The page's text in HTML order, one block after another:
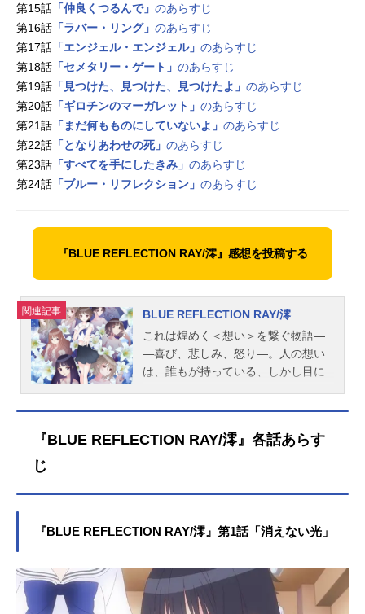
第15話 「仲良くつるんで」 のあらすじ
第16話 「ラバー・リング」 のあらすじ
第17話 「エンジェル・エンジェル」 のあらすじ
第18話 「セメタリー・ゲート」 のあらすじ
第19話 「見つけた、見つけた、見つけたよ」 のあらすじ
第20話 「ギロチンのマーガレット」 のあらすじ
第21話 「まだ何もものにしていないよ」 のあらすじ
第22話 「となりあわせの死」 のあらすじ
第23話 「すべてを手にしたきみ」 のあらすじ
第24話 「ブルー・リフレクション」 のあらすじ
『BLUE REFLECTION RAY/澪』感想を投稿する
関連記事
BLUE REFLECTION RAY/澪
これは煌めく＜想い＞を繋ぐ物語―
―喜び、悲しみ、怒り―。人の想い
は、誰もが持っている、しかし目に
いれば放っておけない平原陽桜莉
ず、不器用な羽成瑠夏（はなりる
出会いは、彼女たち自身を、そして
―。コーエーテクモゲームスのガス
トブランドより2017年に発売された
『BLUEREFLECTION 幻に舞う少
『BLUE REFLECTION RAY/澪』各話あらす
じ
『BLUE REFLECTION RAY/澪』第1話「消えない光」